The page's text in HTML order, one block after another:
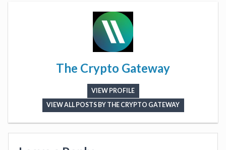
The Crypto Gateway
VIEW PROFILE
VIEW ALL POSTS BY THE CRYPTO GATEWAY